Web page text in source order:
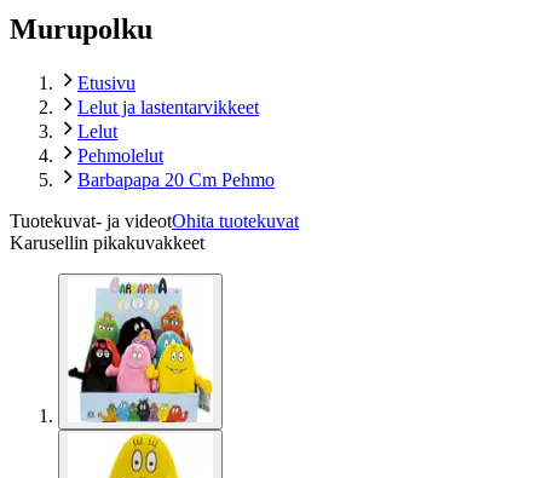
Murupolku
Etusivu
Lelut ja lastentarvikkeet
Lelut
Pehmolelut
Barbapapa 20 Cm Pehmo
Tuotekuvat- ja videotOhita tuotekuvat
Karusellin pikakuvakkeet